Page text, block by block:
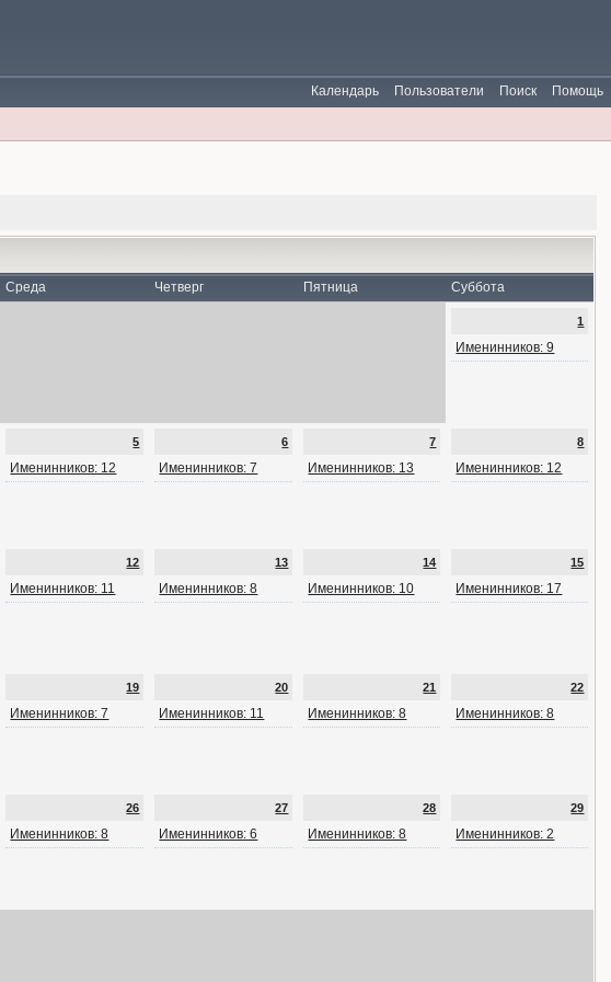
Помощь
Поиск
Пользователи
Календарь
Среда Четверг Пятница Суббота
1
Именинников: 9
5
Именинников: 12
6
Именинников: 7
7
Именинников: 13
8
Именинников: 12
12
Именинников: 11
13
Именинников: 8
14
Именинников: 10
15
Именинников: 17
19
Именинников: 7
20
Именинников: 11
21
Именинников: 8
22
Именинников: 8
26
Именинников: 8
27
Именинников: 6
28
Именинников: 8
29
Именинников: 2